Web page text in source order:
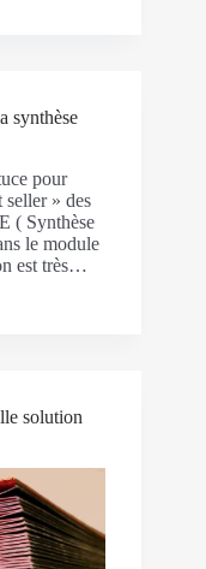
synthèse
pour
seller » des
( Synthèse
le module
est très…
solution